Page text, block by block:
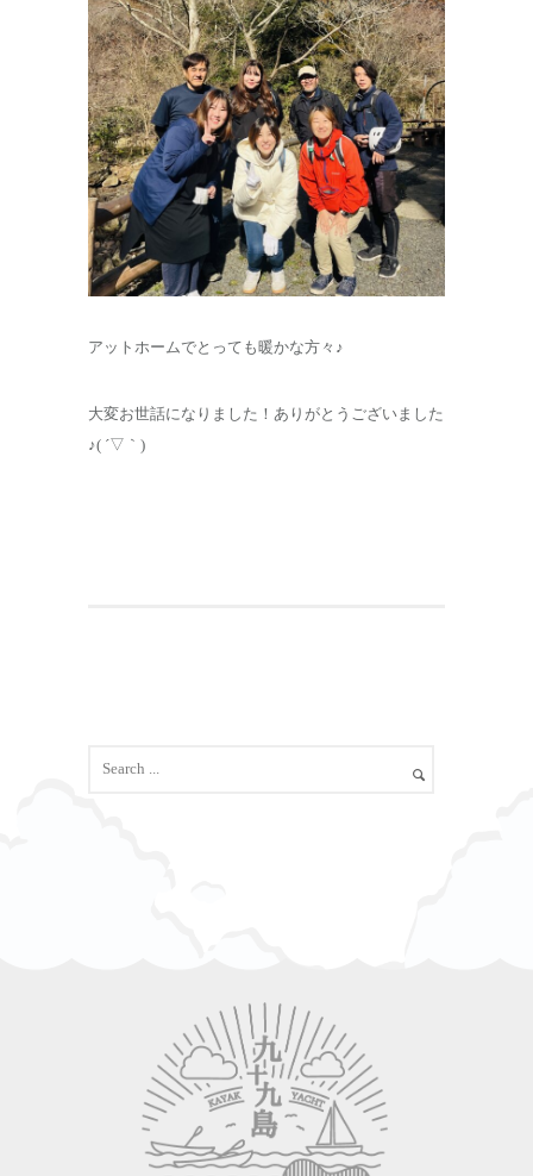
アットホームでとっても暖かな方々♪
大変お世話になりました！ありがとうございました
♪( ´▽｀)